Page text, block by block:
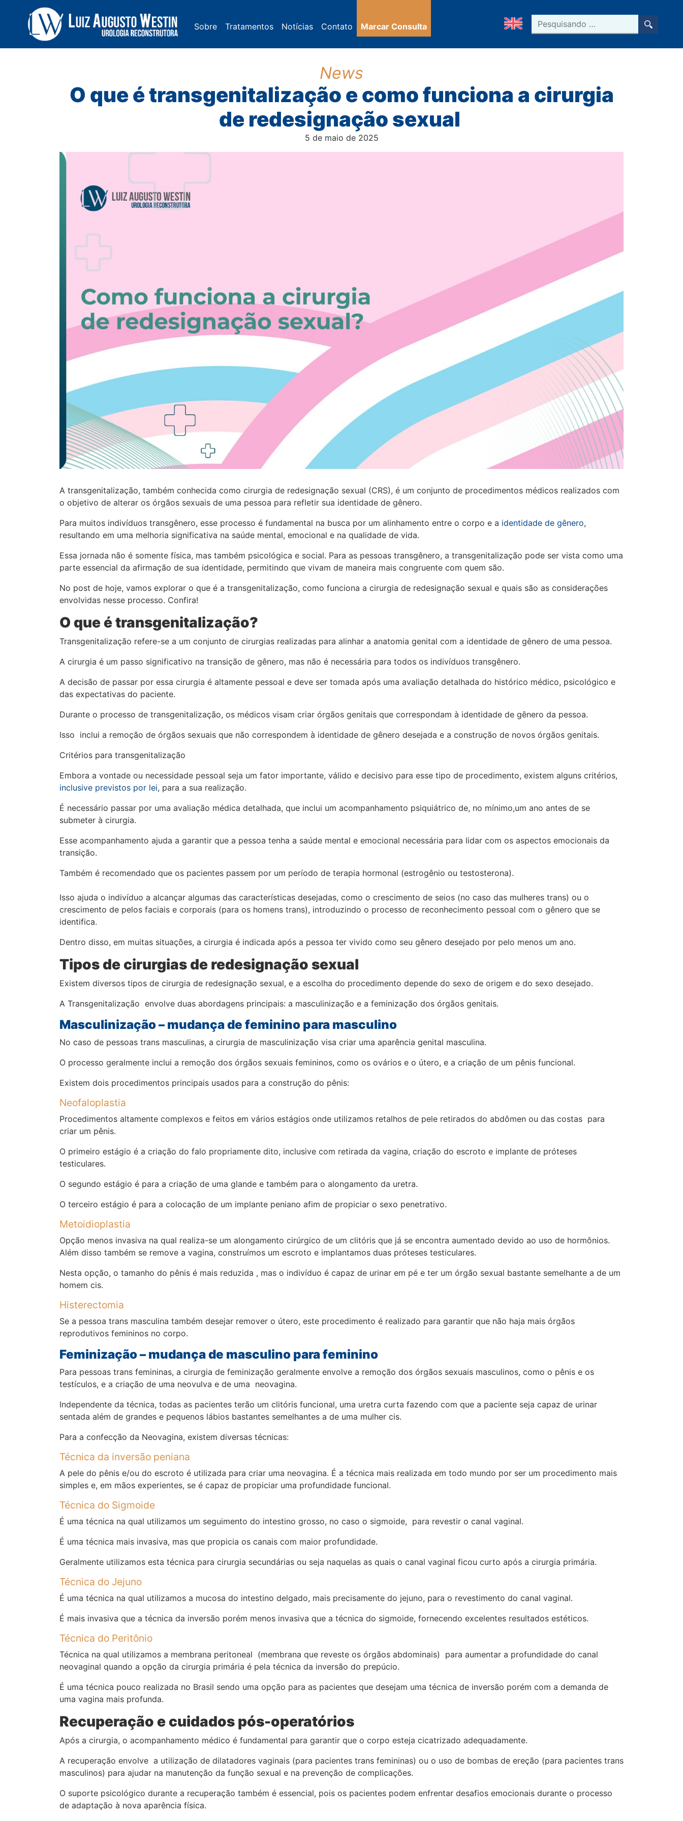
Navegação Principal Sobre Tratamentos Notícias Contato Marcar Consulta
Pesquisar
News
O que é transgenitalização e como funciona a cirurgia
de redesignação sexual
5 de maio de 2025
A transgenitalização, também conhecida como cirurgia de redesignação sexual (CRS), é um conjunto de procedimentos médicos realizados com
o objetivo de alterar os órgãos sexuais de uma pessoa para refletir sua identidade de gênero.
Para muitos indivíduos transgênero, esse processo é fundamental na busca por um alinhamento entre o corpo e a identidade de gênero,
resultando em uma melhoria significativa na saúde mental, emocional e na qualidade de vida.
Essa jornada não é somente física, mas também psicológica e social. Para as pessoas transgênero, a transgenitalização pode ser vista como uma
parte essencial da afirmação de sua identidade, permitindo que vivam de maneira mais congruente com quem são.
No post de hoje, vamos explorar o que é a transgenitalização, como funciona a cirurgia de redesignação sexual e quais são as considerações
envolvidas nesse processo. Confira!
O que é transgenitalização?
Transgenitalização refere-se a um conjunto de cirurgias realizadas para alinhar a anatomia genital com a identidade de gênero de uma pessoa.
A cirurgia é um passo significativo na transição de gênero, mas não é necessária para todos os indivíduos transgênero.
A decisão de passar por essa cirurgia é altamente pessoal e deve ser tomada após uma avaliação detalhada do histórico médico, psicológico e
das expectativas do paciente.
Durante o processo de transgenitalização, os médicos visam criar órgãos genitais que correspondam à identidade de gênero da pessoa.
Isso inclui a remoção de órgãos sexuais que não correspondem à identidade de gênero desejada e a construção de novos órgãos genitais.
Critérios para transgenitalização
Embora a vontade ou necessidade pessoal seja um fator importante, válido e decisivo para esse tipo de procedimento, existem alguns critérios,
inclusive previstos por lei, para a sua realização.
É necessário passar por uma avaliação médica detalhada, que inclui um acompanhamento psiquiátrico de, no mínimo,um ano antes de se
submeter à cirurgia.
Esse acompanhamento ajuda a garantir que a pessoa tenha a saúde mental e emocional necessária para lidar com os aspectos emocionais da
transição.
Também é recomendado que os pacientes passem por um período de terapia hormonal (estrogênio ou testosterona).
Isso ajuda o indivíduo a alcançar algumas das características desejadas, como o crescimento de seios (no caso das mulheres trans) ou o
crescimento de pelos faciais e corporais (para os homens trans), introduzindo o processo de reconhecimento pessoal com o gênero que se
identifica.
Dentro disso, em muitas situações, a cirurgia é indicada após a pessoa ter vivido como seu gênero desejado por pelo menos um ano.
Tipos de cirurgias de redesignação sexual
Existem diversos tipos de cirurgia de redesignação sexual, e a escolha do procedimento depende do sexo de origem e do sexo desejado.
A Transgenitalização envolve duas abordagens principais: a masculinização e a feminização dos órgãos genitais.
Masculinização – mudança de feminino para masculino
No caso de pessoas trans masculinas, a cirurgia de masculinização visa criar uma aparência genital masculina.
O processo geralmente inclui a remoção dos órgãos sexuais femininos, como os ovários e o útero, e a criação de um pênis funcional.
Existem dois procedimentos principais usados para a construção do pênis:
Neofaloplastia
Procedimentos altamente complexos e feitos em vários estágios onde utilizamos retalhos de pele retirados do abdômen ou das costas para
criar um pênis.
O primeiro estágio é a criação do falo propriamente dito, inclusive com retirada da vagina, criação do escroto e implante de próteses
testiculares.
O segundo estágio é para a criação de uma glande e também para o alongamento da uretra.
O terceiro estágio é para a colocação de um implante peniano afim de propiciar o sexo penetrativo.
Metoidioplastia
Opção menos invasiva na qual realiza-se um alongamento cirúrgico de um clitóris que já se encontra aumentado devido ao uso de hormônios.
Além disso também se remove a vagina, construímos um escroto e implantamos duas próteses testiculares.
Nesta opção, o tamanho do pênis é mais reduzida , mas o indivíduo é capaz de urinar em pé e ter um órgão sexual bastante semelhante a de um
homem cis.
Histerectomia
Se a pessoa trans masculina também desejar remover o útero, este procedimento é realizado para garantir que não haja mais órgãos
reprodutivos femininos no corpo.
Feminização – mudança de masculino para feminino
Para pessoas trans femininas, a cirurgia de feminização geralmente envolve a remoção dos órgãos sexuais masculinos, como o pênis e os
testículos, e a criação de uma neovulva e de uma neovagina.
Independente da técnica, todas as pacientes terão um clitóris funcional, uma uretra curta fazendo com que a paciente seja capaz de urinar
sentada além de grandes e pequenos lábios bastantes semelhantes a de uma mulher cis.
Para a confecção da Neovagina, existem diversas técnicas:
Técnica da inversão peniana
A pele do pênis e/ou do escroto é utilizada para criar uma neovagina. É a técnica mais realizada em todo mundo por ser um procedimento mais
simples e, em mãos experientes, se é capaz de propiciar uma profundidade funcional.
Técnica do Sigmoide
É uma técnica na qual utilizamos um seguimento do intestino grosso, no caso o sigmoide, para revestir o canal vaginal.
É uma técnica mais invasiva, mas que propicia os canais com maior profundidade.
Geralmente utilizamos esta técnica para cirurgia secundárias ou seja naquelas as quais o canal vaginal ficou curto após a cirurgia primária.
Técnica do Jejuno
É uma técnica na qual utilizamos a mucosa do intestino delgado, mais precisamente do jejuno, para o revestimento do canal vaginal.
É mais invasiva que a técnica da inversão porém menos invasiva que a técnica do sigmoide, fornecendo excelentes resultados estéticos.
Técnica do Peritônio
Técnica na qual utilizamos a membrana peritoneal (membrana que reveste os órgãos abdominais) para aumentar a profundidade do canal
neovaginal quando a opção da cirurgia primária é pela técnica da inversão do prepúcio.
É uma técnica pouco realizada no Brasil sendo uma opção para as pacientes que desejam uma técnica de inversão porém com a demanda de
uma vagina mais profunda.
Recuperação e cuidados pós-operatórios
Após a cirurgia, o acompanhamento médico é fundamental para garantir que o corpo esteja cicatrizado adequadamente.
A recuperação envolve a utilização de dilatadores vaginais (para pacientes trans femininas) ou o uso de bombas de ereção (para pacientes trans
masculinos) para ajudar na manutenção da função sexual e na prevenção de complicações.
O suporte psicológico durante a recuperação também é essencial, pois os pacientes podem enfrentar desafios emocionais durante o processo
de adaptação à nova aparência física.